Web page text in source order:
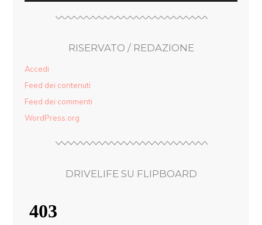
RISERVATO / REDAZIONE
Accedi
Feed dei contenuti
Feed dei commenti
WordPress.org
DRIVELIFE SU FLIPBOARD